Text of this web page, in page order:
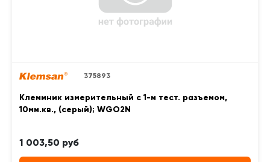
375893
Клеммник измерительный с 1-м тест. разъемом,
10мм.кв., (серый); WGO2N
1 003,50 руб